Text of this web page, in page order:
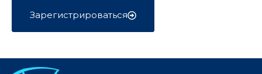
Зарегистрироваться